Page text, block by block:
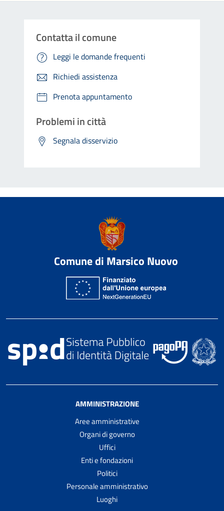
Contatta il comune
Leggi le domande frequenti
Richiedi assistenza
Prenota appuntamento
Problemi in città
Segnala disservizio
Comune di Marsico Nuovo
AMMINISTRAZIONE
Aree amministrative
Organi di governo
Uffici
Enti e fondazioni
Politici
Personale amministrativo
Luoghi